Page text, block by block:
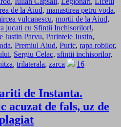
de la Aiud, manastirea petru voda,
vulcanescu, mortii de la Aiud,
jucati cu Sfintii Inchisorilor!,
Iustin Parvu, Parintele Justin,
, Premiul Aiud, Puric, rapa robilor,
, Sergiu Celac, sfintii inchisorilor,
, trilaterala, zarca
16
de Instanta.
acuzat de fals, uz de